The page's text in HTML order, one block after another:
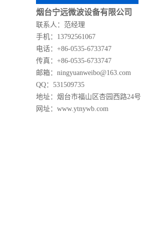
烟台宁远微波设备有限公司
联系人：范经理
手机：13792561067
电话：+86-0535-6733747
传真：+86-0535-6733747
邮箱：ningyuanweibo@163.com
QQ：531509735
地址： 烟台市福山区杏园西路24号
网址：www.ytnywb.com